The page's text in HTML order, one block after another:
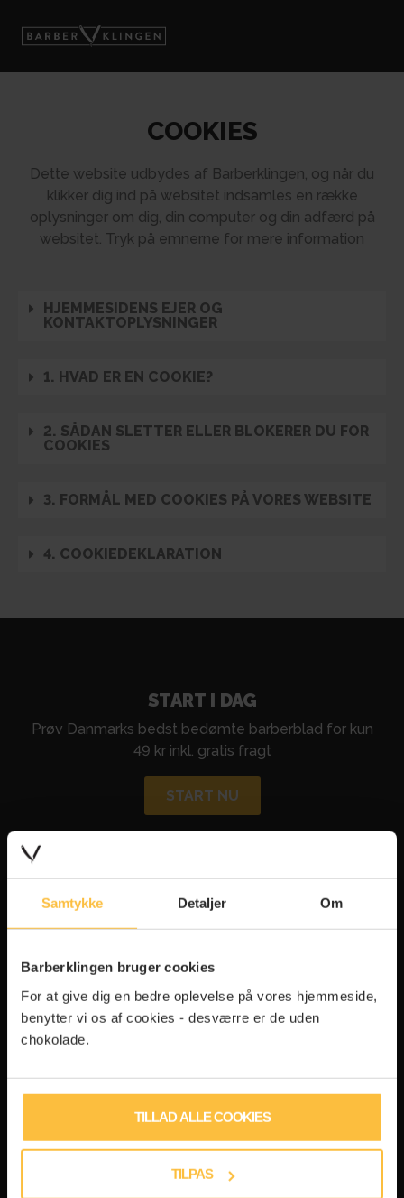
Samtykke Detaljer Om
Barberklingen bruger cookies
For at give dig en bedre oplevelse på vores hjemmeside,
benytter vi os af cookies - desværre er de uden
chokolade.
TILLAD ALLE COOKIES
TILPAS
COOKIES
Dette website udbydes af Barberklingen, og når du
klikker dig ind på websitet indsamles en række
oplysninger om dig, din computer og din adfærd på
websitet. Tryk på emnerne for mere information
HJEMMESIDENS EJER OG
KONTAKTOPLYSNINGER
1. HVAD ER EN COOKIE?
2. SÅDAN SLETTER ELLER BLOKERER DU FOR
COOKIES
3. FORMÅL MED COOKIES PÅ VORES WEBSITE
4. COOKIEDEKLARATION
START I DAG
Prøv Danmarks bedst bedømte barberblad for kun
49 kr inkl. gratis fragt
START NU
TILMELD DIG VORES NYHEDSBREV
Skriv din mail, og så sender vi dig de skarpeste
nyheder
BRUG FOR HJÆLP?
Alle hverdage 10-16:00
Skriv til os på
hej@barberklingen.dk